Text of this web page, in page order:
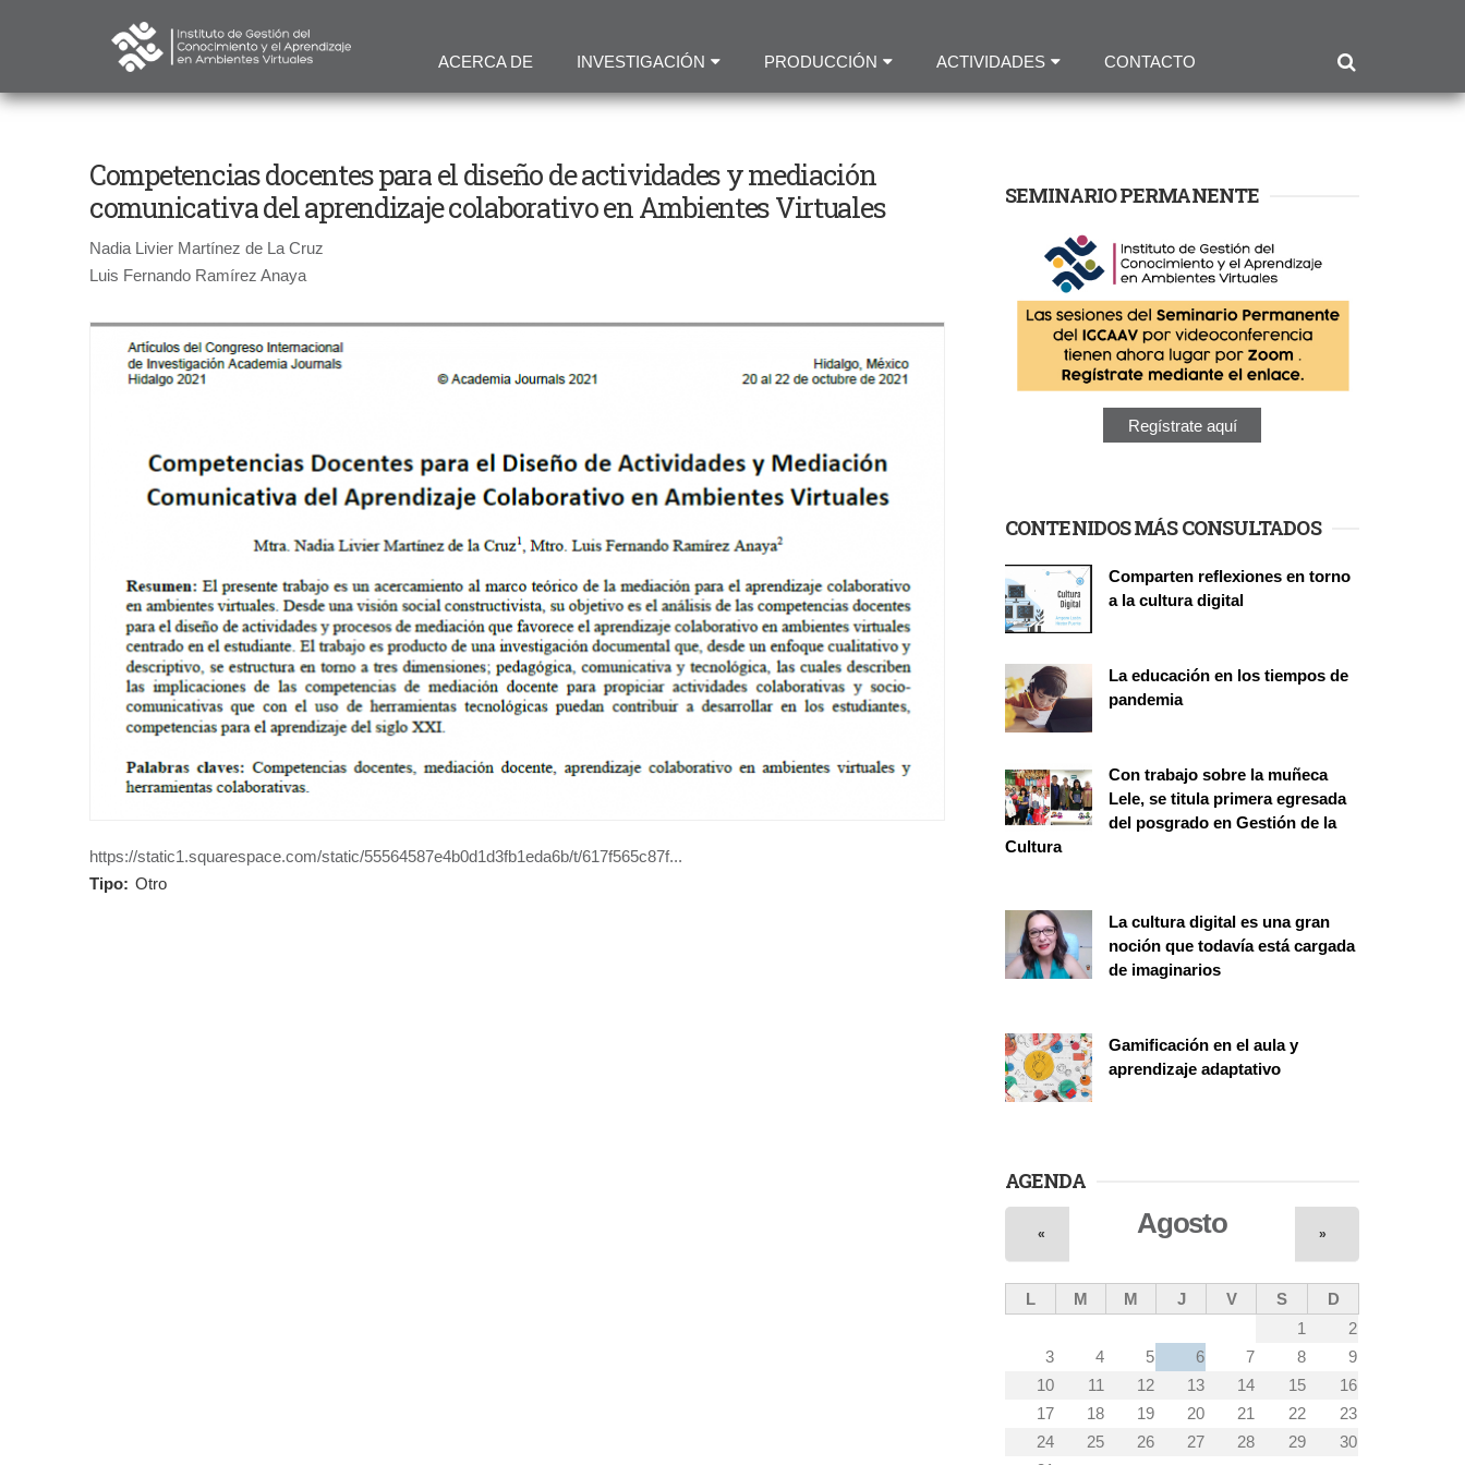
contenido
principal
ACERCA DE INVESTIGACIÓN PRODUCCIÓN ACTIVIDADES CONTACTO
Competencias docentes para el diseño de actividades y mediación
comunicativa del aprendizaje colaborativo en Ambientes Virtuales
Nadia Livier Martínez de La Cruz
Luis Fernando Ramírez Anaya
https://static1.squarespace.com/static/55564587e4b0d1d3fb1eda6b/t/617f565c87f...
Tipo: Otro
SEMINARIO PERMANENTE
Regístrate aquí
CONTENIDOS MÁS CONSULTADOS
Comparten reflexiones en torno
a la cultura digital
La educación en los tiempos de
pandemia
Con trabajo sobre la muñeca
Lele, se titula primera egresada
del posgrado en Gestión de la
Cultura
La cultura digital es una gran
noción que todavía está cargada
de imaginarios
Gamificación en el aula y
aprendizaje adaptativo
AGENDA
Agosto
« »
L M M J V S
D
1
2
3
4 5 6 7 8
9
10
11 12 13 14 15
16
17
18 19 20 21 22
23
24
25 26 27 28 29
30